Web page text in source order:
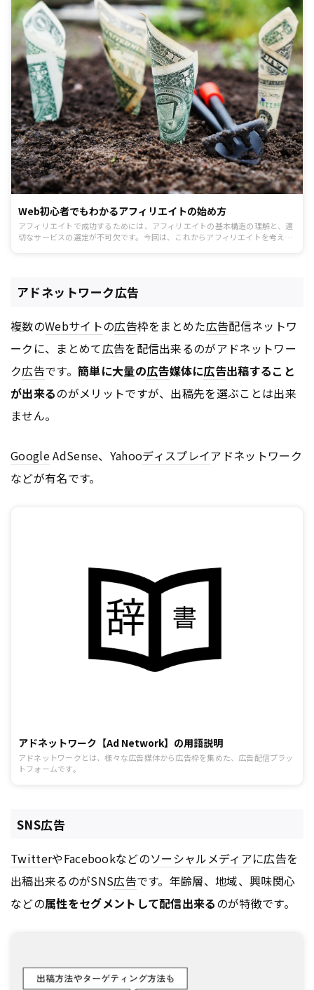
Web初心者でもわかるアフィリエイトの始め方
アフィリエイトで成功するためには、アフィリエイトの基本構造の理解と、適
切なサービスの選定が不可欠です。今回は、これからアフィリエイトを考えて
アドネットワーク広告
複数のWebサイトの広告枠をまとめた広告配信ネットワ
ークに、まとめて広告を配信出来るのがアドネットワー
ク広告です。 簡単に大量の広告媒体に広告出稿すること
が出来るのがメリットですが、出稿先を選ぶことは出来
ません。
GoogleAdSense、Yahooディスプレイアドネットワーク
などが有名です。
アドネットワーク【Ad Network】の用語説明
アドネットワークとは、様々な広告媒体から広告枠を集めた、広告配信プラッ
トフォームです。
SNS広告
TwitterやFacebookなどのソーシャルメディアに広告を
出稿出来るのがSNS広告です。年齢層、地域、興味関心
などの属性をセグメントして配信出来るのが特徴です。